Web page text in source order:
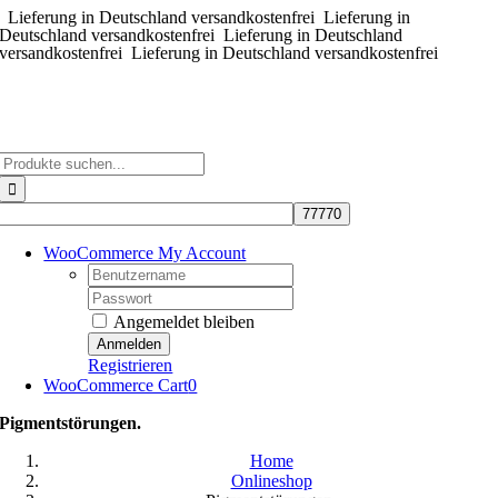
Zum
Inhalt
springen
Lieferung in Deutschland versandkostenfreiLieferung in
Deutschland versandkostenfrei Lieferung in Deutschland
versandkostenfreiLieferung in Deutschland versandkostenfrei
WooCommerce My Account
Username:
Password:
Angemeldet bleiben
Registrieren
WooCommerce Cart0
Pigmentstörungen.
Home
Onlineshop